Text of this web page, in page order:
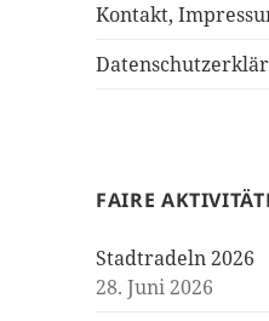
Kontakt,
FAIRE
Stadtradeln 2026
28. Juni 2026